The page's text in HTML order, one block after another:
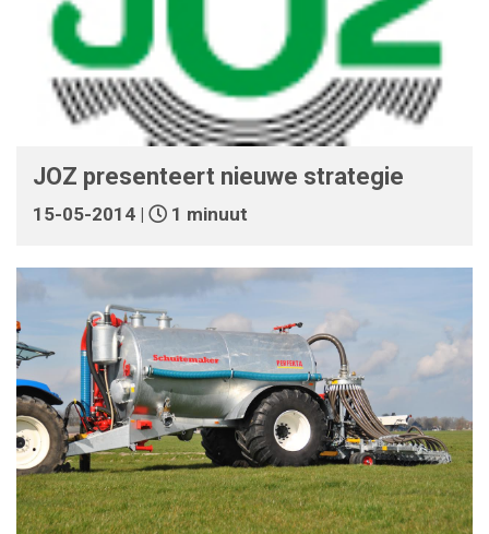
JOZ presenteert nieuwe strategie
15-05-2014 | 1 minuut